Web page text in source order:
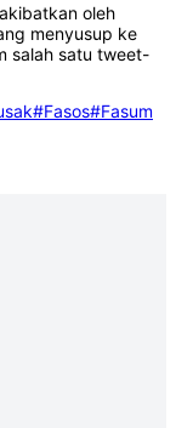
oleh
menyusup ke
salah satu tweet-
#Fasos#Fasum